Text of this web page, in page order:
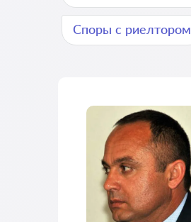
Споры с риелтором